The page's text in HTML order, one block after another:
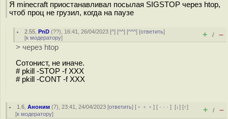
Я minecraft приостанавливал посылая SIGSTOP через htop,
чтоб проц не грузил, когда на паузе
2.55 ,PnD (??), 16:41, 26/04/2023 [^] [^^] [^^^] [ответить]
[к модератору] + / –
> через htop
Сотонист, не иначе.
# pkill -STOP -f XXX
# pkill -CONT -f XXX
1.6 ,Аноним (7), 23:41, 24/04/2023 [ответить] [ ﹢﹢﹢] [ · · ·][↓] [↑]
[к модератору] + / –